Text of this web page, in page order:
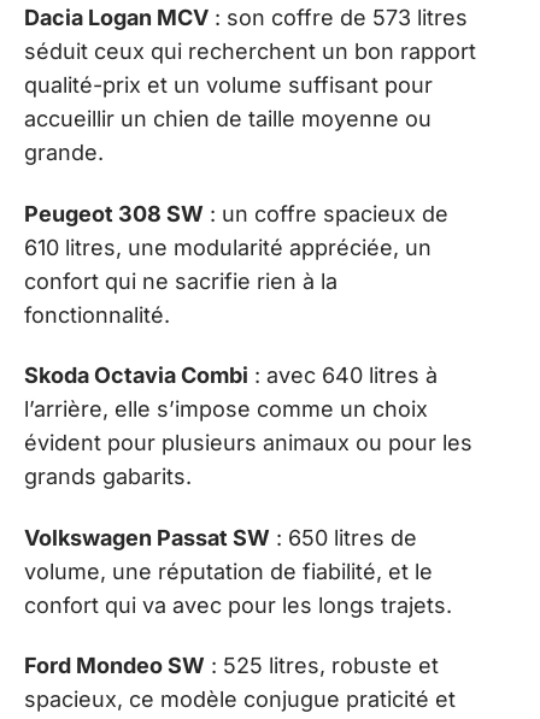
Dacia Logan MCV : son coffre de 573 litres
séduit ceux qui recherchent un bon rapport
qualité-prix et un volume suffisant pour
accueillir un chien de taille moyenne ou
grande.
Peugeot 308 SW : un coffre spacieux de
610 litres, une modularité appréciée, un
confort qui ne sacrifie rien à la
fonctionnalité.
Skoda Octavia Combi : avec 640 litres à
l’arrière, elle s’impose comme un choix
évident pour plusieurs animaux ou pour les
grands gabarits.
Volkswagen Passat SW : 650 litres de
volume, une réputation de fiabilité, et le
confort qui va avec pour les longs trajets.
Ford Mondeo SW : 525 litres, robuste et
spacieux, ce modèle conjugue praticité et